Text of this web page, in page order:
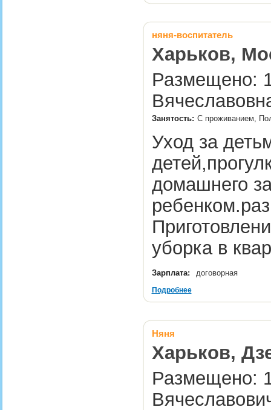
няня-воспитатель
Харьков,
Размещено:
Занятость: С проживанием,
Уход за
домашнего
уборка в
Зарплата: договорная
Подробнее
Няня
Харьков,
Размещено: